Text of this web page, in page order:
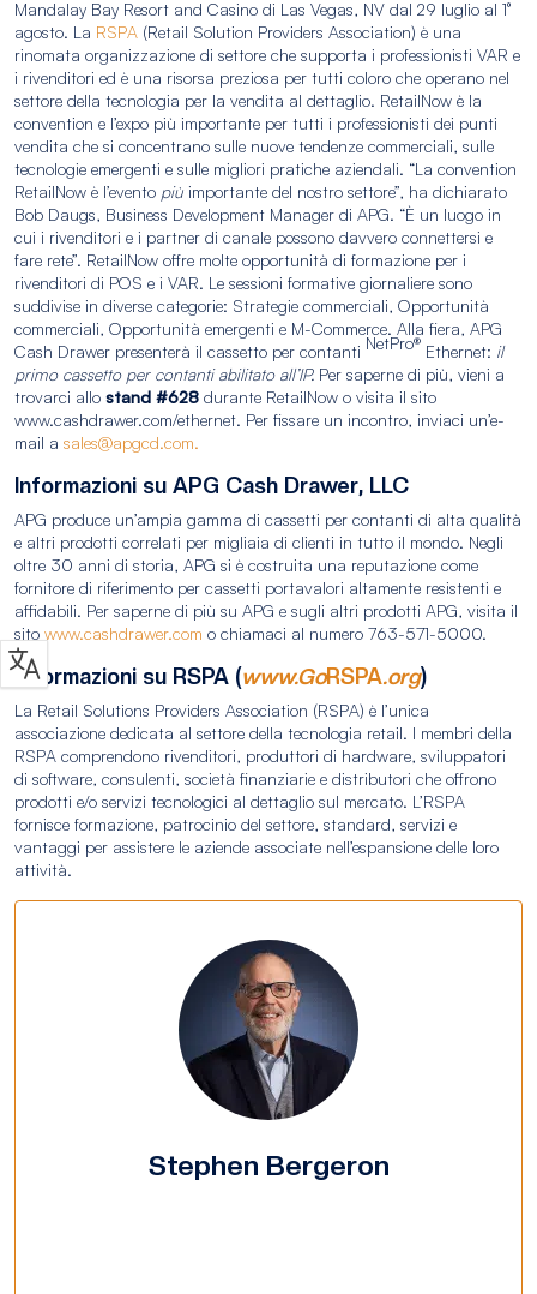
Mandalay Bay Resort and Casino di Las Vegas, NV dal 29 luglio al 1°
agosto. La RSPA (Retail Solution Providers Association) è una
rinomata organizzazione di settore che supporta i professionisti VAR e
i rivenditori ed è una risorsa preziosa per tutti coloro che operano nel
settore della tecnologia per la vendita al dettaglio. RetailNow è la
convention e l’expo più importante per tutti i professionisti dei punti
vendita che si concentrano sulle nuove tendenze commerciali, sulle
tecnologie emergenti e sulle migliori pratiche aziendali. “La convention
RetailNow è l’evento più importante del nostro settore”, ha dichiarato
Bob Daugs, Business Development Manager di APG. “È un luogo in
cui i rivenditori e i partner di canale possono davvero connettersi e
fare rete”. RetailNow offre molte opportunità di formazione per i
rivenditori di POS e i VAR. Le sessioni formative giornaliere sono
suddivise in diverse categorie: Strategie commerciali, Opportunità
commerciali, Opportunità emergenti e M-Commerce. Alla fiera, APG
Cash Drawer presenterà il cassetto per contanti NetPro® Ethernet: il
primo cassetto per contanti abilitato all’IP. Per saperne di più, vieni a
trovarci allo stand #628 durante RetailNow o visita il sito
www.cashdrawer.com/ethernet. Per fissare un incontro, inviaci un’e-
mail a sales@apgcd.com.
Informazioni su APG Cash Drawer, LLC
APG produce un’ampia gamma di cassetti per contanti di alta qualità
e altri prodotti correlati per migliaia di clienti in tutto il mondo. Negli
oltre 30 anni di storia, APG si è costruita una reputazione come
fornitore di riferimento per cassetti portavalori altamente resistenti e
affidabili. Per saperne di più su APG e sugli altri prodotti APG, visita il
sito www.cashdrawer.com o chiamaci al numero 763-571-5000.
Informazioni su RSPA (www.GoRSPA.org)
La Retail Solutions Providers Association (RSPA) è l’unica
associazione dedicata al settore della tecnologia retail. I membri della
RSPA comprendono rivenditori, produttori di hardware, sviluppatori
di software, consulenti, società finanziarie e distributori che offrono
prodotti e/o servizi tecnologici al dettaglio sul mercato. L’RSPA
fornisce formazione, patrocinio del settore, standard, servizi e
vantaggi per assistere le aziende associate nell’espansione delle loro
attività.
Stephen Bergeron